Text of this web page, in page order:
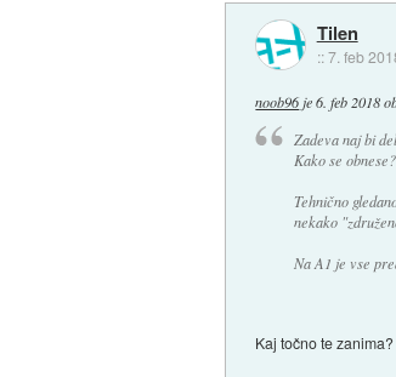
Tilen
::7. feb
noob96je6. feb 2018
Zadeva naj bi
Kako se obnese?
Tehnično
nekako
Na A1 je vse
Kaj točno te zanima?